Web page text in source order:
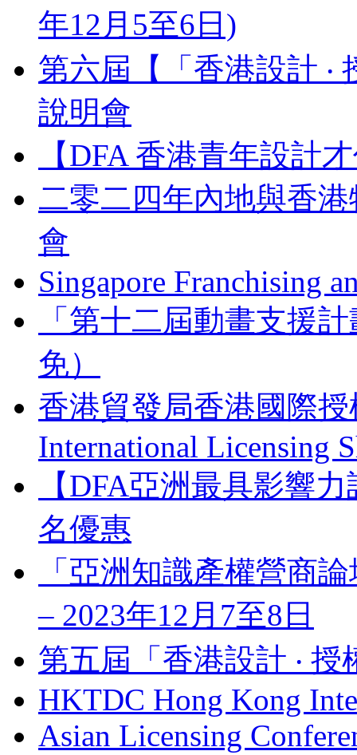
年12月5至6日)
第六屆【「香港設計 ‧
說明會
【DFA 香港青年設計
二零二四年內地與香
會
Singapore Franchising
「第十二屆動畫支援
免）
香港貿發局香港國際
International Licensing
【DFA亞洲最具影響
名優惠
「亞洲知識產權營商
– 2023年12月7至8日
第五屆「香港設計 ‧
HKTDC Hong Kong
Asian Licensing